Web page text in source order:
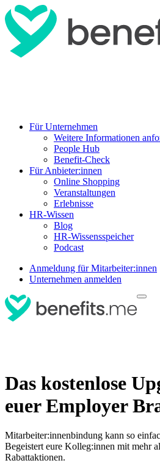
Für Unternehmen
Weitere Informationen
People Hub
Benefit-Check
Für Anbieter:innen
Online Shopping
Veranstaltungen
Erlebnisse
HR-Wissen
Blog
HR-Wissensspeicher
Podcast
Anmeldung für Mitarbeiter:innen
Unternehmen anmelden
Das kostenlose
euer Employer
Mitarbeiter:innenbindung kann so
Begeistert eure Kolleg:innen mit mehr
Rabattaktionen.